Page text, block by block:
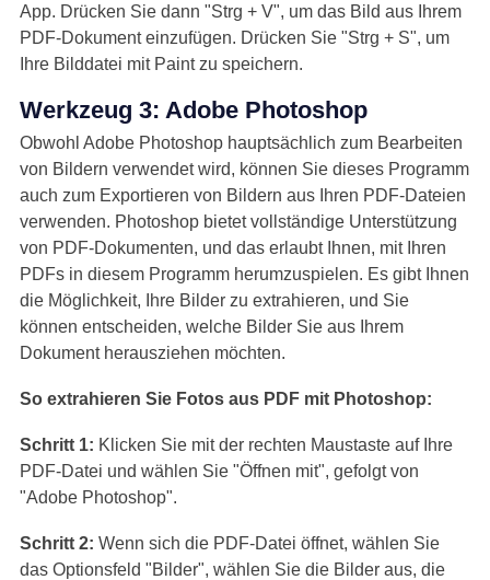
App. Drücken Sie dann "Strg + V", um das Bild aus Ihrem
PDF-Dokument einzufügen. Drücken Sie "Strg + S", um
Ihre Bilddatei mit Paint zu speichern.
Werkzeug 3: Adobe Photoshop
Obwohl Adobe Photoshop hauptsächlich zum Bearbeiten
von Bildern verwendet wird, können Sie dieses Programm
auch zum Exportieren von Bildern aus Ihren PDF-Dateien
verwenden. Photoshop bietet vollständige Unterstützung
von PDF-Dokumenten, und das erlaubt Ihnen, mit Ihren
PDFs in diesem Programm herumzuspielen. Es gibt Ihnen
die Möglichkeit, Ihre Bilder zu extrahieren, und Sie
können entscheiden, welche Bilder Sie aus Ihrem
Dokument herausziehen möchten.
So extrahieren Sie Fotos aus PDF mit Photoshop:
Schritt 1: Klicken Sie mit der rechten Maustaste auf Ihre
PDF-Datei und wählen Sie "Öffnen mit", gefolgt von
"Adobe Photoshop".
Schritt 2: Wenn sich die PDF-Datei öffnet, wählen Sie
das Optionsfeld "Bilder", wählen Sie die Bilder aus, die